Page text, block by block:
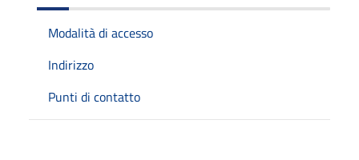
Modalità di accesso
Indirizzo
Punti di contatto